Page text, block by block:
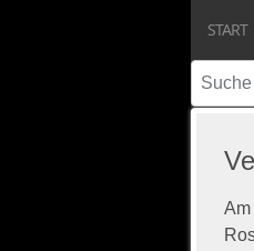
START
Suchen
Am